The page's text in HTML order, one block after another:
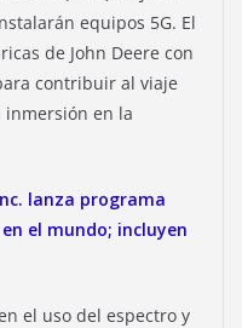
equipos 5G. El
de John Deere con
contribuir al viaje
en la
lanza programa
el mundo; incluyen
el uso del espectro y